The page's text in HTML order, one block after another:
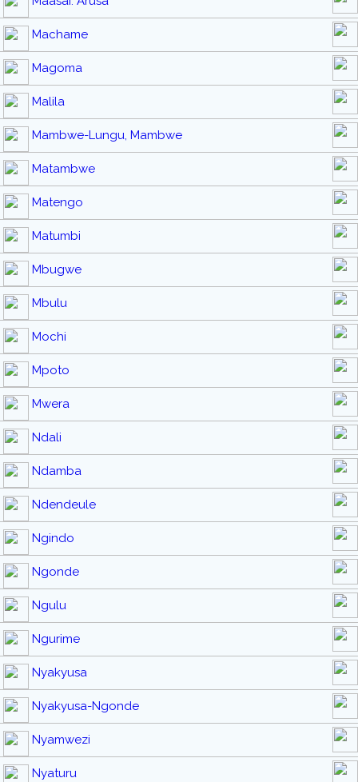
Machame
Magoma
Malila
Mambwe-Lungu, Mambwe
Matambwe
Matengo
Matumbi
Mbugwe
Mbulu
Mochi
Mpoto
Mwera
Ndali
Ndamba
Ndendeule
Ngindo
Ngonde
Ngulu
Ngurime
Nyakyusa
Nyakyusa-Ngonde
Nyamwezi
Nyaturu